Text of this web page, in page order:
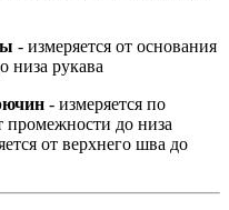
- измеряется от основания
низа рукава
- измеряется по
до низа
от верхнего шва до